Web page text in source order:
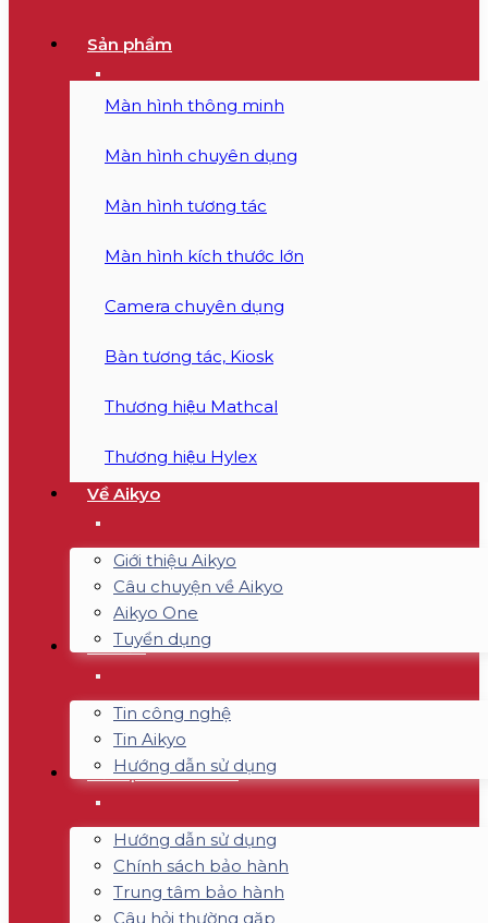
Sản phẩm
Màn hình thông minh
Màn hình chuyên dụng
Màn hình tương tác
Màn hình kích thước lớn
Camera chuyên dụng
Bàn tương tác, Kiosk
Thương hiệu Mathcal
Thương hiệu Hylex
Về Aikyo
Giới thiệu Aikyo
Câu chuyện về Aikyo
Aikyo One
Tuyển dụng
Tin tức
Tin công nghệ
Tin Aikyo
Hướng dẫn sử dụng
Hỗ trợ & Bảo hành
Hướng dẫn sử dụng
Chính sách bảo hành
Trung tâm bảo hành
Câu hỏi thường gặp